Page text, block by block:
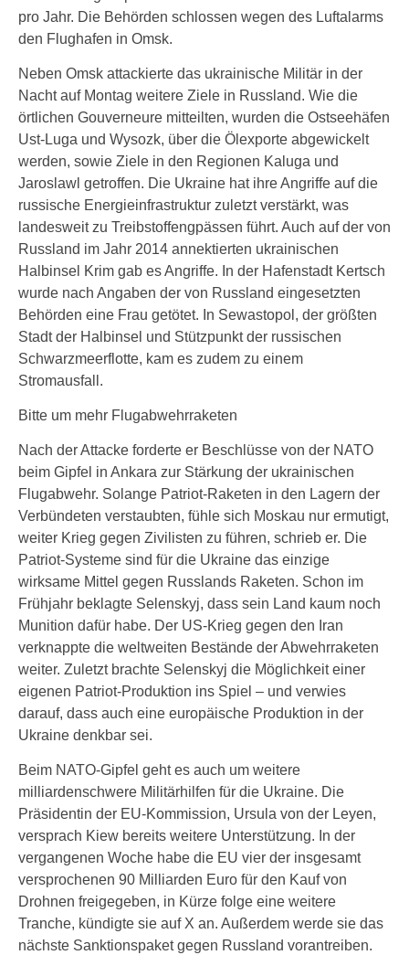
pro Jahr. Die Behörden schlossen wegen des Luftalarms
den Flughafen in Omsk.
Neben Omsk attackierte das ukrainische Militär in der
Nacht auf Montag weitere Ziele in Russland. Wie die
örtlichen Gouverneure mitteilten, wurden die Ostseehäfen
Ust-Luga und Wysozk, über die Ölexporte abgewickelt
werden, sowie Ziele in den Regionen Kaluga und
Jaroslawl getroffen. Die Ukraine hat ihre Angriffe auf die
russische Energieinfrastruktur zuletzt verstärkt, was
landesweit zu Treibstoffengpässen führt. Auch auf der von
Russland im Jahr 2014 annektierten ukrainischen
Halbinsel Krim gab es Angriffe. In der Hafenstadt Kertsch
wurde nach Angaben der von Russland eingesetzten
Behörden eine Frau getötet. In Sewastopol, der größten
Stadt der Halbinsel und Stützpunkt der russischen
Schwarzmeerflotte, kam es zudem zu einem
Stromausfall.
Bitte um mehr Flugabwehrraketen
Nach der Attacke forderte er Beschlüsse von der NATO
beim Gipfel in Ankara zur Stärkung der ukrainischen
Flugabwehr. Solange Patriot-Raketen in den Lagern der
Verbündeten verstaubten, fühle sich Moskau nur ermutigt,
weiter Krieg gegen Zivilisten zu führen, schrieb er. Die
Patriot-Systeme sind für die Ukraine das einzige
wirksame Mittel gegen Russlands Raketen. Schon im
Frühjahr beklagte Selenskyj, dass sein Land kaum noch
Munition dafür habe. Der US-Krieg gegen den Iran
verknappte die weltweiten Bestände der Abwehrraketen
weiter. Zuletzt brachte Selenskyj die Möglichkeit einer
eigenen Patriot-Produktion ins Spiel – und verwies
darauf, dass auch eine europäische Produktion in der
Ukraine denkbar sei.
Beim NATO-Gipfel geht es auch um weitere
milliardenschwere Militärhilfen für die Ukraine. Die
Präsidentin der EU-Kommission, Ursula von der Leyen,
versprach Kiew bereits weitere Unterstützung. In der
vergangenen Woche habe die EU vier der insgesamt
versprochenen 90 Milliarden Euro für den Kauf von
Drohnen freigegeben, in Kürze folge eine weitere
Tranche, kündigte sie auf X an. Außerdem werde sie das
nächste Sanktionspaket gegen Russland vorantreiben.